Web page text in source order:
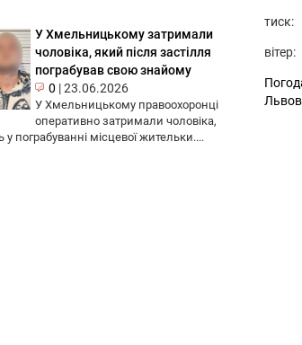
У Хмельницькому затримали
чоловіка, який після застілля
пограбував свою знайому
0 |23.06.2026
У Хмельницькому правоохоронці
оперативно затримали чоловіка,
пограбуванні місцевої жительки....
тиск:
вітер: